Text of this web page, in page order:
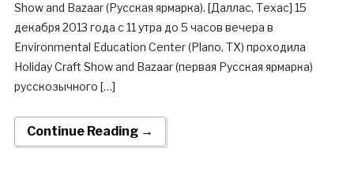
Show and Bazaar (Русская ярмарка). [Даллас, Техас] 15
декабря 2013 года с 11 утра до 5 часов вечера в
Environmental Education Center (Plano, TX) проходила
Holiday Craft Show and Bazaar (первая Русская ярмарка)
русскозычного […]
Continue Reading →